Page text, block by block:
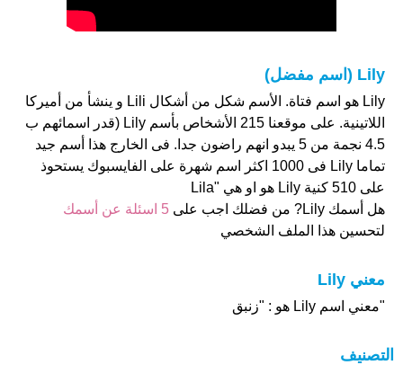
Lily (اسم مفضل)
Lily هو اسم فتاة. الأسم شكل من أشكال Lili و ينشأ من أميركا
اللاتينية. على موقعنا 215 الأشخاص بأسم Lily (قدر اسمائهم ب
4.5 نجمة من 5 يبدو انهم راضون جدا. فى الخارج هذا أسم جيد
تماما Lily فى 1000 اكثر اسم شهرة على الفايسبوك يستحوذ
على 510 كنية Lily هو او هي "Lila
هل أسمك Lily? من فضلك اجب على
5 اسئلة عن أسمك
لتحسين هذا الملف الشخصي
معني Lily
"معني اسم Lily هو : "زنبق
التصنيف